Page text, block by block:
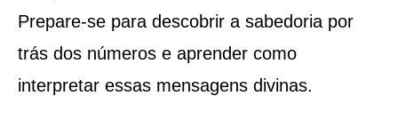
Prepare-se para descobrir a sabedoria por
trás dos números e aprender como
interpretar essas mensagens divinas.